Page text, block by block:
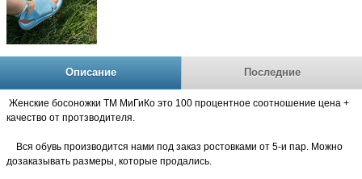
Описание Последние
Женские босоножки ТМ МиГиКо это 100 процентное соотношение цена +
качество от протзводителя.
Вся обувь производится нами под заказ ростовками от 5-и пар. Можно
дозаказывать размеры, которые продались.